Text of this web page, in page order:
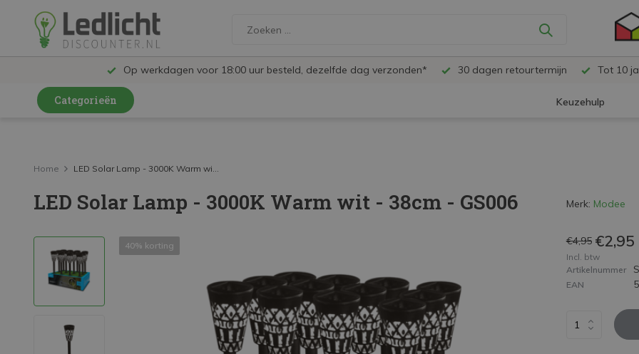
Op werkdagen voor 18:00 uur besteld, dezelfde dag verzonden* 30 dagen retourtermijn Tot 10
Categorieën Keuzehulp
LED Railspots
LED Panelen
LED Plafondlampen en Wandlampen
LED Schijnwerpers
Home LED Solar Lamp - 3000K Warm wi...
LED Solar Lamp - 3000K Warm wit - 38cm - GS006
40% korting
Merk: Modee
€4,95 €2,95
Incl. btw
Artikelnummer
EAN